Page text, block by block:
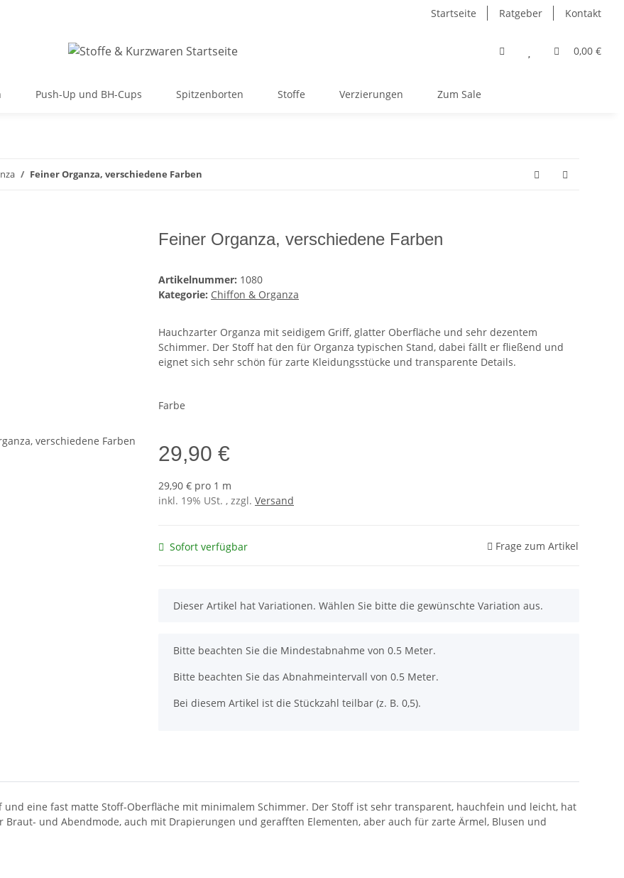
Startseite Ratgeber Kontakt
0,00 €
Push-Up und BH-Cups Spitzenborten Stoffe Verzierungen Zum Sale
Feiner Organza, verschiedene Farben
Feiner Organza, verschiedene Farben
Artikelnummer: 1080
Kategorie: Chiffon & Organza
Hauchzarter Organza mit seidigem Griff, glatter Oberfläche und sehr dezentem
Schimmer. Der Stoff hat den für Organza typischen Stand, dabei fällt er fließend und
eignet sich sehr schön für zarte Kleidungsstücke und transparente Details.
Farbe
29,90 €
29,90 € pro 1 m
inkl. 19% USt. , zzgl. Versand
Sofort verfügbar Frage zum Artikel
x
Dieser Artikel hat Variationen. Wählen Sie bitte die gewünschte Variation aus.
x
Bitte beachten Sie die Mindestabnahme von 0.5 Meter.
Bitte beachten Sie das Abnahmeintervall von 0.5 Meter.
Bei diesem Artikel ist die Stückzahl teilbar (z. B. 0,5).
eine fast matte Stoff-Oberfläche mit minimalem Schimmer. Der Stoff ist sehr transparent, hauchfein und leicht, hat
und Abendmode, auch mit Drapierungen und gerafften Elementen, aber auch für zarte Ärmel, Blusen und